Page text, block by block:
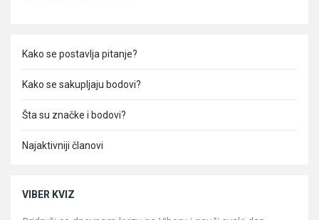
Kako se postavlja pitanje?
Kako se sakupljaju bodovi?
Šta su značke i bodovi?
Najaktivniji članovi
VIBER KVIZ